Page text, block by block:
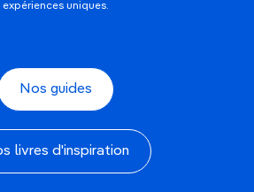
expériences uniques.
Nos guides
livres d'inspiration